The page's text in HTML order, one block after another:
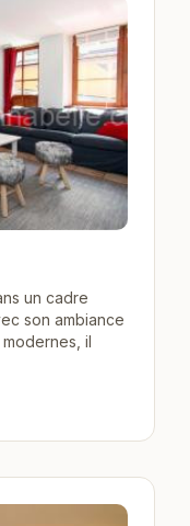
un cadre
son ambiance
il